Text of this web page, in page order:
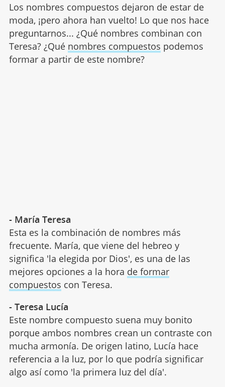
Los nombres compuestos dejaron de estar de
moda, ¡pero ahora han vuelto! Lo que nos hace
preguntarnos... ¿Qué nombres combinan con
Teresa? ¿Qué nombres compuestos podemos
formar a partir de este nombre?
- María Teresa
Esta es la combinación de nombres más
frecuente. María, que viene del hebreo y
significa 'la elegida por Dios', es una de las
mejores opciones a la hora de formar
compuestos con Teresa.
- Teresa Lucía
Este nombre compuesto suena muy bonito
porque ambos nombres crean un contraste con
mucha armonía. De origen latino, Lucía hace
referencia a la luz, por lo que podría significar
algo así como 'la primera luz del día'.